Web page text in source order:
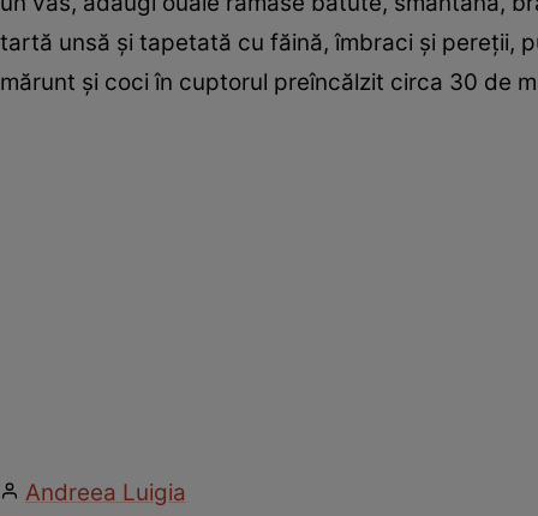
tartă unsă şi tapetată cu făină, îmbraci şi pereţii,
mărunt şi coci în cuptorul preîncălzit circa 30 de
Andreea Luigia